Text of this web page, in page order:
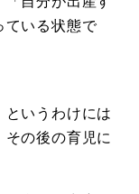
ている状態で
いうわけには
の後の育児に